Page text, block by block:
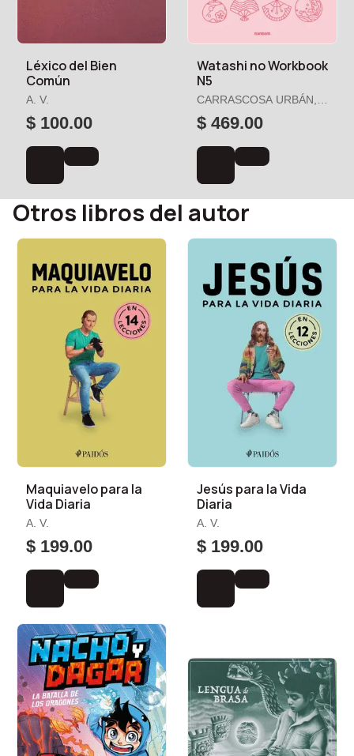
Léxico del Bien
Común
A. V.
$ 100.00
Watashi no Workbook
N5
CARRASCOSA URBÁN,
SANDRA
$ 469.00
Otros libros del autor
Maquiavelo para la
Vida Diaria
A. V.
$ 199.00
Jesús para la Vida
Diaria
A. V.
$ 199.00